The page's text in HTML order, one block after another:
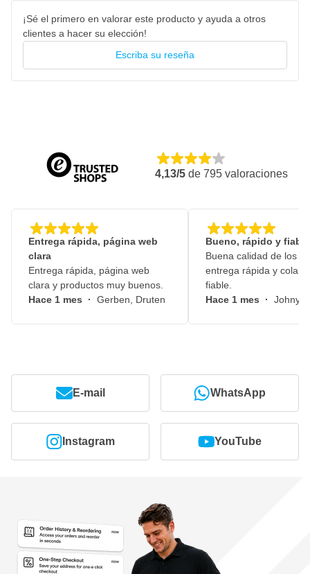
¡Sé el primero en valorar este producto y ayuda a otros
clientes a hacer su elección!
Escriba su reseña
4,13/5 de 795 valoraciones
Entrega rápida, página web
clara
Entrega rápida, página web
clara y productos muy buenos.
Hace 1 mes · Gerben, Druten
Bueno, rápido y fiable
Buena calidad de los
entrega rápida y
fiable.
Hace 1 mes · Johny,
E-mail WhatsApp
Instagram YouTube